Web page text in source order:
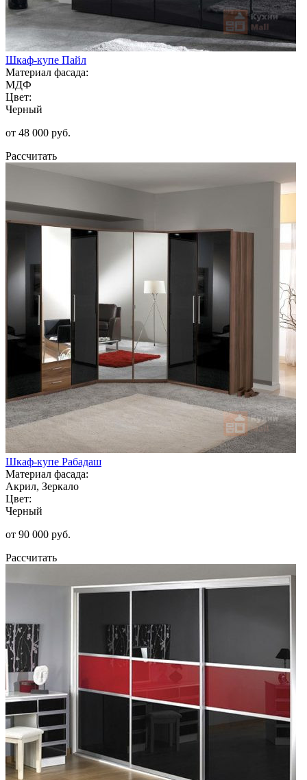
Шкаф-купе Пайл
Материал фасада:
МДФ
Цвет:
Черный
от 48 000 руб.
Рассчитать
Шкаф-купе Рабадаш
Материал фасада:
Акрил, Зеркало
Цвет:
Черный
от 90 000 руб.
Рассчитать